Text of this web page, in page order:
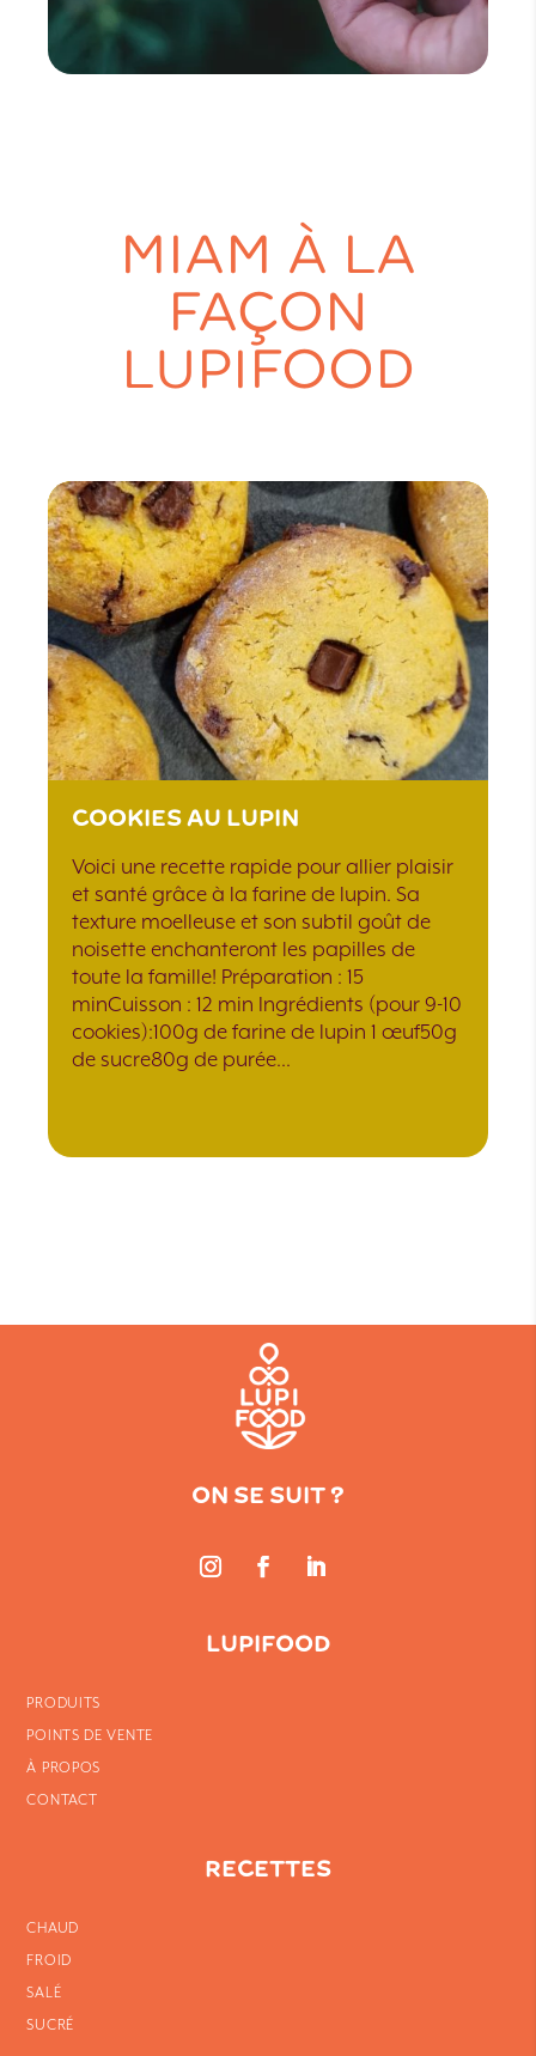
MIAM À LA
FAÇON
LUPIFOOD
COOKIES AU LUPIN
Voici une recette rapide pour allier plaisir
et santé grâce à la farine de lupin. Sa
texture moelleuse et son subtil goût de
noisette enchanteront les papilles de
toute la famille! Préparation : 15
minCuisson : 12 min Ingrédients (pour 9-10
cookies):100g de farine de lupin 1 œuf50g
de sucre80g de purée…
ON SE SUIT ?
LUPIFOOD
PRODUITS
POINTS DE VENTE
À PROPOS
CONTACT
RECETTES
CHAUD
FROID
SALÉ
SUCRÉ